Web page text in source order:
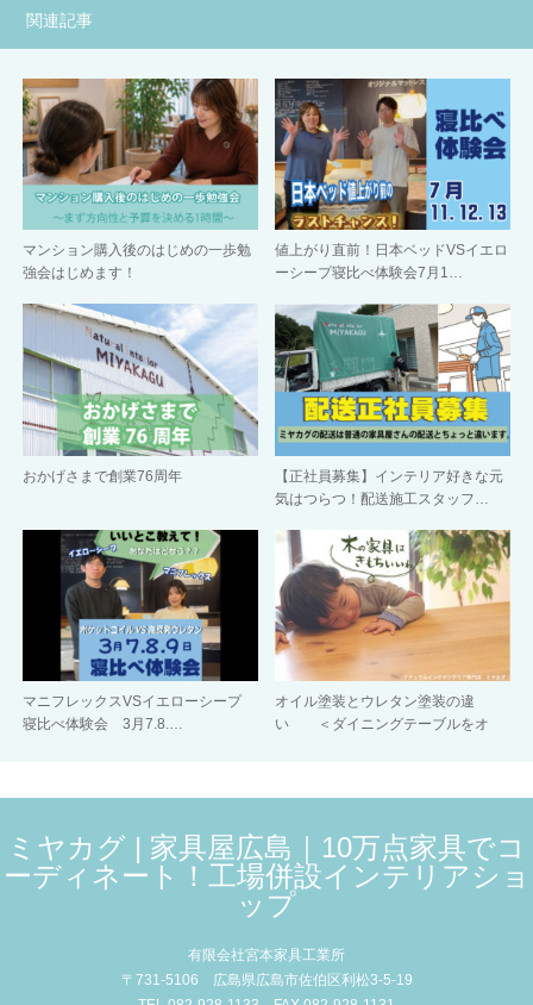
関連記事
マンション購入後のはじめの一歩勉
強会はじめます！
値上がり直前！日本ベッドVSイエロ
ーシープ寝比べ体験会7月1…
おかげさまで創業76周年
【正社員募集】インテリア好きな元
気はつらつ！配送施工スタッフ…
マニフレックスVSイエローシープ
寝比べ体験会 3月7.8.…
オイル塗装とウレタン塗装の違
い ＜ダイニングテーブルをオ
ミヤカグ | 家具屋広島｜10万点家具でコ
ーディネート！工場併設インテリアショ
ップ
有限会社宮本家具工業所
〒731-5106 広島県広島市佐伯区利松3-5-19